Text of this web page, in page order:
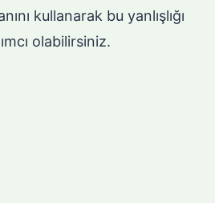
kullanarak bu yanlışlığı
olabilirsiniz.